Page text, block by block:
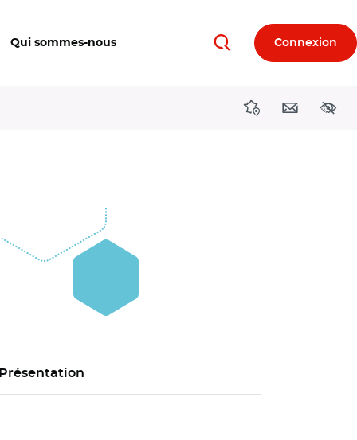
Qui sommes-nous RechercherConnexion
DirectionsContact
Présentation